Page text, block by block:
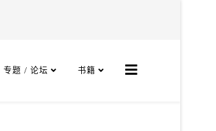
专题 / 论坛 书籍